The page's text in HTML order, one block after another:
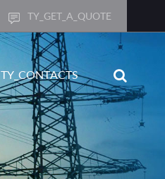
TY_GET_A_QUOTE
TY_CONTACTS